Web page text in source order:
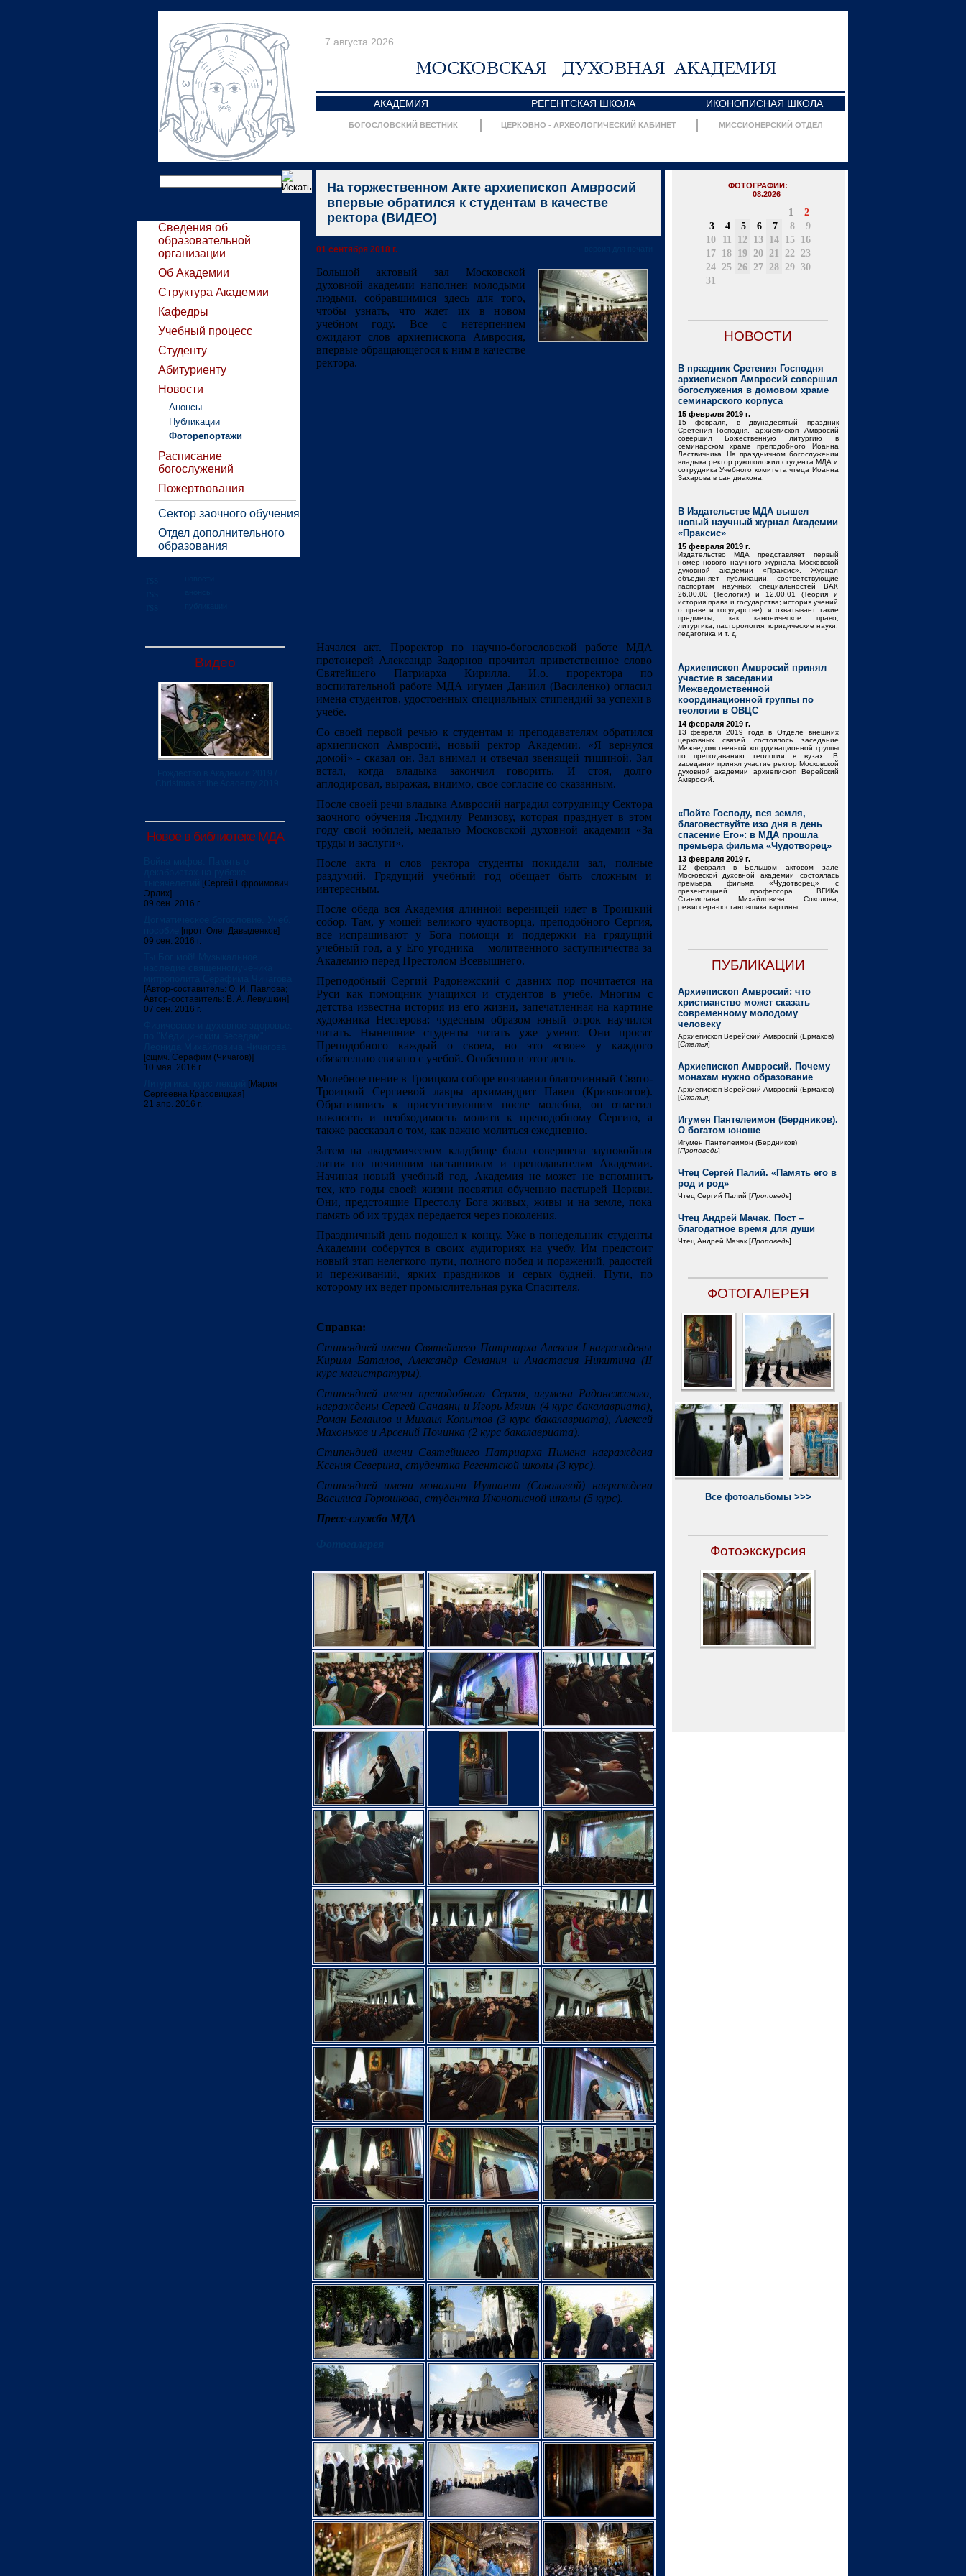
7 августа 2026
АКАДЕМИЯ РЕГЕНТСКАЯ ШКОЛА ИКОНОПИСНАЯ ШКОЛА
БОГОСЛОВСКИЙ ВЕСТНИК ЦЕРКОВНО - АРХЕОЛОГИЧЕСКИЙ КАБИНЕТ МИССИОНЕРСКИЙ ОТДЕЛ
Сведения об
образовательной
организации
Об Академии
Структура Академии
Кафедры
Учебный процесс
Студенту
Абитуриенту
Новости
Анонсы
Публикации
Фоторепортажи
Расписание
богослужений
Пожертвования
Сектор заочного обучения
Отдел дополнительного
образования
Видео
Новое в библиотеке МДА
[Сергей Ефроимович
Эрлих]
09 сен. 2016 г.
[прот. Олег Давыденков]
09 сен. 2016 г.
[Автор-составитель: О. И. Павлова;
Автор-составитель: В. А. Левушкин]
07 сен. 2016 г.
[сщмч. Серафим (Чичагов)]
10 мая. 2016 г.
[Мария
Сергеевна Красовицкая]
21 апр. 2016 г.
На торжественном Акте архиепископ Амвросий
впервые обратился к студентам в качестве
ректора (ВИДЕО)
01 сентября 2018 г.
Большой актовый зал Московской
духовной академии наполнен молодыми
людьми, собравшимися здесь для того,
чтобы узнать, что ждет их в новом
учебном году. Все с нетерпением
ожидают слов архиепископа Амвросия,
впервые обращающегося к ним в качестве
ректора.
Начался акт. Проректор по научно-богословской работе МДА
протоиерей Александр Задорнов прочитал приветственное слово
Святейшего Патриарха Кирилла. И.о. проректора по
воспитательной работе МДА игумен Даниил (Василенко) огласил
имена студентов, удостоенных специальных стипендий за успехи в
учебе.
Со своей первой речью к студентам и преподавателям обратился
архиепископ Амвросий, новый ректор Академии. «Я вернулся
домой» - сказал он. Зал внимал и отвечал звенящей тишиной. Зал
встал, когда владыка закончил говорить. И стоя, долго
аплодировал, выражая, видимо, свое согласие со сказанным.
После своей речи владыка Амвросий наградил сотрудницу Сектора
заочного обучения Людмилу Ремизову, которая празднует в этом
году свой юбилей, медалью Московской духовной академии «За
труды и заслуги».
После акта и слов ректора студенты покидали зал, полные
раздумий. Грядущий учебный год обещает быть сложным и
интересным.
После обеда вся Академия длинной вереницей идет в Троицкий
собор. Там, у мощей великого чудотворца, преподобного Сергия,
все испрашивают у Бога помощи и поддержки на грядущий
учебный год, а у Его угодника – молитвенного заступничества за
Академию перед Престолом Всевышнего.
Преподобный Сергий Радонежский с давних пор почитается на
Руси как помощник учащихся и студентов в учебе. Многим с
детства известна история из его жизни, запечатленная на картине
художника Нестерова: чудесным образом юный отрок научился
читать. Нынешние студенты читать уже умеют. Они просят
Преподобного каждый о своем, но это «свое» у каждого
обязательно связано с учебой. Особенно в этот день.
Молебное пение в Троицком соборе возглавил благочинный Свято-
Троицкой Сергиевой лавры архимандрит Павел (Кривоногов).
Обратившись к присутствующим после молебна, он отметил
важность и необходимость молитв к преподобному Сергию, а
также рассказал о том, как важно молиться ежедневно.
Затем на академическом кладбище была совершена заупокойная
лития по почившим наставникам и преподавателям Академии.
Начиная новый учебный год, Академия не может не вспомнить
тех, кто годы своей жизни посвятил обучению пастырей Церкви.
Они, предстоящие Престолу Бога живых, живы и на земле, пока
память об их трудах передается через поколения.
Праздничный день подошел к концу. Уже в понедельник студенты
Академии соберутся в своих аудиториях на учебу. Им предстоит
новый этап нелегкого пути, полного побед и поражений, радостей
и переживаний, ярких праздников и серых будней. Пути, по
которому их ведет промыслительная рука Спасителя.
Справка:
Стипендией имени Святейшего Патриарха Алексия I награждены
Кирилл Баталов, Александр Семанин и Анастасия Никитина (II
курс магистратуры).
Стипендией имени преподобного Сергия, игумена Радонежского,
награждены Сергей Санаянц и Игорь Мячин (4 курс бакалавриата),
Роман Белашов и Михаил Копытов (3 курс бакалавриата), Алексей
Махоньков и Арсений Починка (2 курс бакалавриата).
Стипендией имени Святейшего Патриарха Пимена награждена
Ксения Северина, студентка Регентской школы (3 курс).
Стипендией имени монахини Иулиании (Соколовой) награждена
Василиса Горюшкова, студентка Иконописной школы (5 курс).
Пресс-служба МДА
ФОТОГРАФИИ:
08.2026
1
2
3
4 5 6 7 8
9
10
11 12 13 14 15
16
17
18 19 20 21 22 23
24 25 26 27 28 29 30
31
НОВОСТИ
В праздник Сретения Господня
архиепископ Амвросий совершил
богослужения в домовом храме
семинарского корпуса
15 февраля 2019 г.
15 февраля, в двунадесятый праздник
Сретения Господня, архиепископ Амвросий
совершил Божественную литургию в
семинарском храме преподобного Иоанна
Лествичника. На праздничном богослужении
владыка ректор рукоположил студента МДА и
сотрудника Учебного комитета чтеца Иоанна
Захарова в сан диакона.
В Издательстве МДА вышел
новый научный журнал Академии
«Праксис»
15 февраля 2019 г.
Издательство МДА представляет первый
номер нового научного журнала Московской
духовной академии «Праксис». Журнал
объединяет публикации, соответствующие
паспортам научных специальностей ВАК
26.00.00 (Теология) и 12.00.01 (Теория и
история права и государства; история учений
о праве и государстве), и охватывает такие
предметы, как каноническое право,
литургика, пасторология, юридические науки,
педагогика и т. д.
Архиепископ Амвросий принял
участие в заседании
Межведомственной
координационной группы по
теологии в ОВЦС
14 февраля 2019 г.
13 февраля 2019 года в Отделе внешних
церковных связей состоялось заседание
Межведомственной координационной группы
по преподаванию теологии в вузах. В
заседании принял участие ректор Московской
духовной академии архиепископ Верейский
Амвросий.
«Пойте Господу, вся земля,
благовествуйте изо дня в день
спасение Его»: в МДА прошла
премьера фильма «Чудотворец»
13 февраля 2019 г.
12 февраля в Большом актовом зале
Московской духовной академии состоялась
премьера фильма «Чудотворец» с
презентацией профессора ВГИКа
Станислава Михайловича Соколова,
режиссера-постановщика картины.
ПУБЛИКАЦИИ
Архиепископ Амвросий: что
христианство может сказать
современному молодому
человеку
Архиепископ Верейский Амвросий (Ермаков)
[Статья]
Архиепископ Амвросий. Почему
монахам нужно образование
Архиепископ Верейский Амвросий (Ермаков)
[Статья]
Игумен Пантелеимон (Бердников).
О богатом юноше
Игумен Пантелеимон (Бердников)
[Проповедь]
Чтец Сергей Палий. «Память его в
род и род»
Чтец Сергий Палий [Проповедь]
Чтец Андрей Мачак. Пост –
благодатное время для души
Чтец Андрей Мачак [Проповедь]
ФОТОГАЛЕРЕЯ
Все фотоальбомы >>>
Фотоэкскурсия